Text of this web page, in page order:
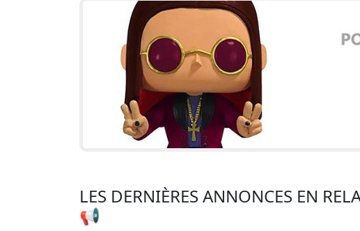
LES DERNIÈRES ANNONCES EN
📢